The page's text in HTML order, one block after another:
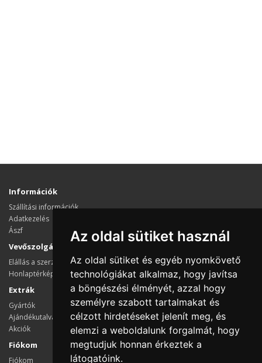
Az oldal sütiket használ
Az oldal sütiket és egyéb nyomkövető
technológiákat alkalmaz, hogy javítsa
a böngészési élményét, azzal hogy
személyre szabott tartalmakat és
célzott hirdetéseket jelenít meg, és
elemzi a weboldalunk forgalmát, hogy
megtudjuk honnan érkeztek a
látogatóink.
Információk
Szállítási információk
Adatkezelés
Ászf
Vevőszolgálat
Elállás a szerződéstől
Honlaptérkép
Extrák
Gyártók
Ajándékutalvány
Akciók
Fiókom
Fiókom